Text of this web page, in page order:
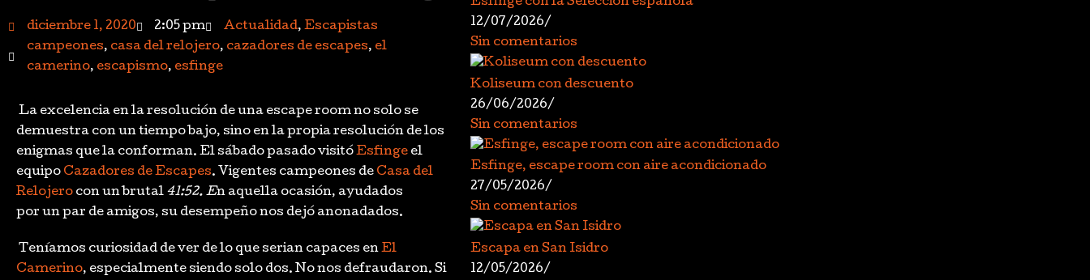
diciembre 1, 2020 2:05 pm Actualidad, Escapistas
campeones, casa del relojero, cazadores de escapes, el
camerino, escapismo, esfinge
La excelencia en la resolución de una escape room no solo se
demuestra con un tiempo bajo, sino en la propia resolución de los
enigmas que la conforman. El sábado pasado visitóEsfinge el
equipo Cazadores de Escapes. Vigentes campeones de Casa del
Relojero con un brutal 41:52. En aquella ocasión, ayudados
por un par de amigos, su desempeño nos dejó anonadados.
Teníamos curiosidad de ver de lo que serian capaces enEl
Camerino, especialmente siendo solo dos. No nos defraudaron. Si
Esfinge con la Selección española
12/07/2026/
Sin comentarios
Koliseum con descuento
26/06/2026/
Sin comentarios
Esfinge, escape room con aire acondicionado
27/05/2026/
Sin comentarios
Escapa en San Isidro
12/05/2026/